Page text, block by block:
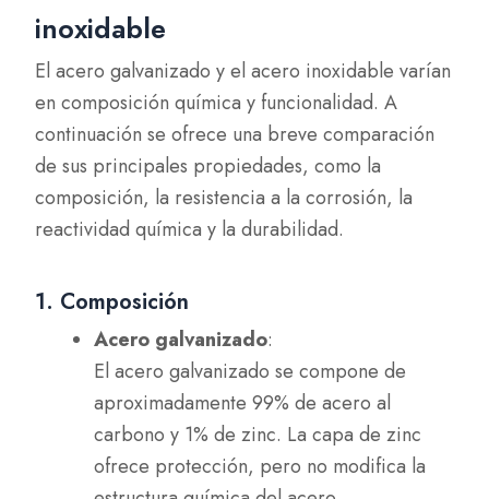
inoxidable
El acero galvanizado y el acero inoxidable varían
en composición química y funcionalidad. A
continuación se ofrece una breve comparación
de sus principales propiedades, como la
composición, la resistencia a la corrosión, la
reactividad química y la durabilidad.
1. Composición
Acero galvanizado:
El acero galvanizado se compone de
aproximadamente 99% de acero al
carbono y 1% de zinc. La capa de zinc
ofrece protección, pero no modifica la